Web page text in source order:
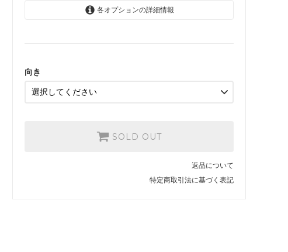
各オプションの詳細情報
向き
SOLD OUT
返品について
特定商取引法に基づく表記